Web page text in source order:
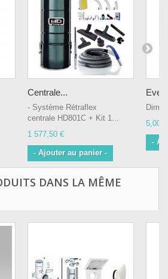
Centrale...
- Système Rétraflex
centrale HD801C + Kit 1...
1 577,50 €
- Ajouter au panier -
5,00 €
-
DANS LA MÊME